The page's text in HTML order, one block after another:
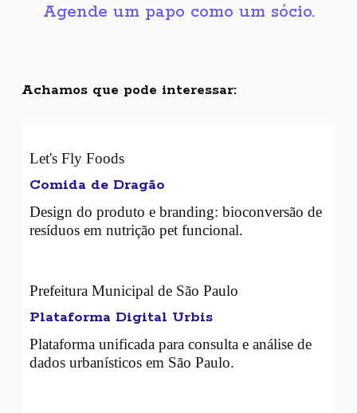
Instagram
Agende um papo como um sócio.
Achamos que pode interessar:
Let's Fly Foods
Comida de Dragão
Design do produto e branding: bioconversão de
resíduos em nutrição pet funcional.
Prefeitura Municipal de São Paulo
Plataforma Digital Urbis
Plataforma unificada para consulta e análise de
dados urbanísticos em São Paulo.